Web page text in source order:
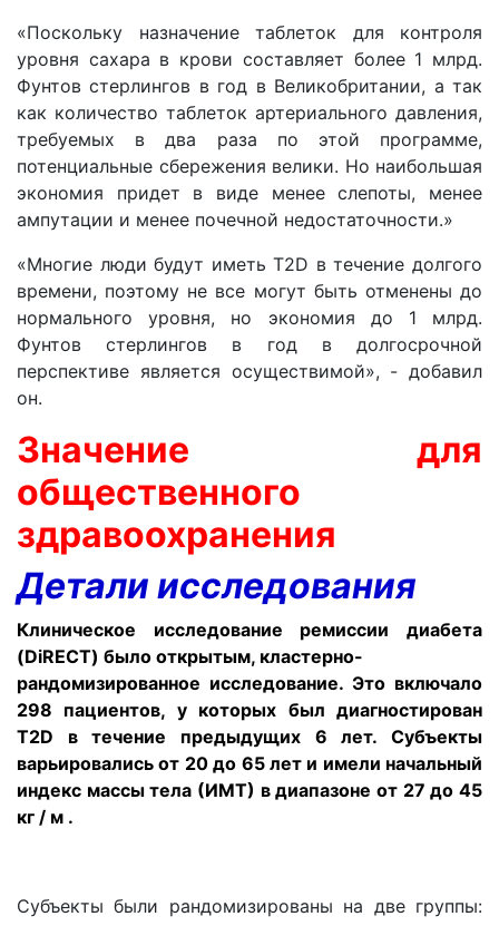
«Поскольку назначение таблеток для контроля
уровня сахара в крови составляет более 1 млрд.
Фунтов стерлингов в год в Великобритании, а так
как количество таблеток артериального давления,
требуемых в два раза по этой программе,
потенциальные сбережения велики. Но наибольшая
экономия придет в виде менее слепоты, менее
ампутации и менее почечной недостаточности.»
«Многие люди будут иметь T2D в течение долгого
времени, поэтому не все могут быть отменены до
нормального уровня, но экономия до 1 млрд.
Фунтов стерлингов в год в долгосрочной
перспективе является осуществимой», - добавил
он.
Значение для
общественного
здравоохранения
Детали исследования
Клиническое исследование ремиссии диабета
(DiRECT) было открытым, кластерно-
рандомизированное исследование. Это включало
298 пациентов, у которых был диагностирован
T2D в течение предыдущих 6 лет. Субъекты
варьировались от 20 до 65 лет и имели начальный
индекс массы тела (ИМТ) в диапазоне от 27 до 45
кг / м .
Субъекты были рандомизированы на две группы: